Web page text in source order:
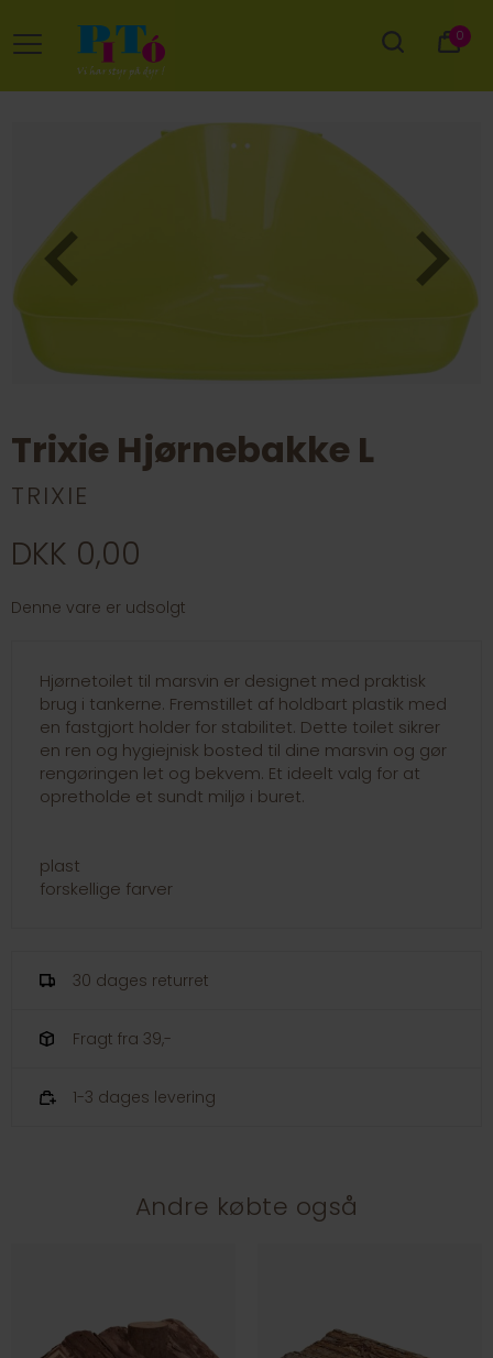
0
Trixie Hjørnebakke L
TRIXIE
DKK 0,00
Denne vare er udsolgt
Hjørnetoilet til marsvin er designet med praktisk
brug i tankerne. Fremstillet af holdbart plastik med
en fastgjort holder for stabilitet. Dette toilet sikrer
en ren og hygiejnisk bosted til dine marsvin og gør
rengøringen let og bekvem. Et ideelt valg for at
opretholde et sundt miljø i buret.
plast
forskellige farver
30 dages returret
Fragt fra 39,-
1-3 dages levering
Andre købte også